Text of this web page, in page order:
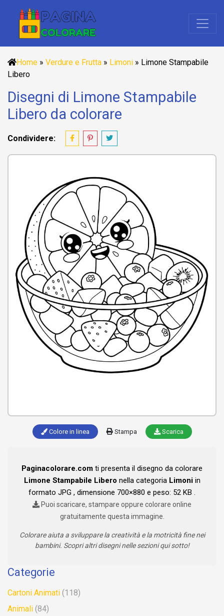
Home » Verdure e Frutta » Limoni » Limone Stampabile
Libero
Disegni di Limone Stampabile
Libero da colorare
Condividere:
Colore in linea Stampa Scarica
Paginacolorare.com ti presenta il disegno da colorare
Limone Stampabile Libero nella categoria Limoniin
formato JPG , dimensione 700×880 e peso: 52 KB .
Puoi scaricare, stampare oppure colorare online
gratuitamente questa immagine.
Colorare aiuta a sviluppare la creatività e la motricità fine nei
bambini. Scopri altri disegni nelle sezioni qui sotto!
Categorie
Cartoni Animati (118)
Animali (84)